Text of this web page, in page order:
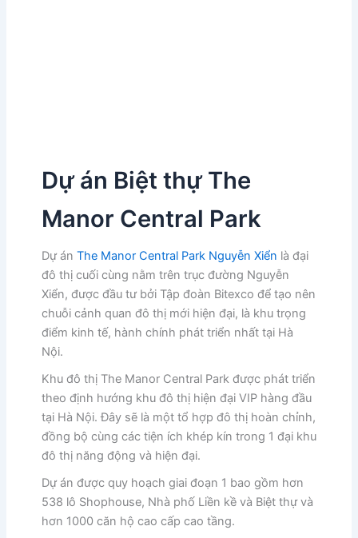
Dự án Biệt thự The
Manor Central Park
Dự án The Manor Central Park Nguyễn Xiển là đại
đô thị cuối cùng nằm trên trục đường Nguyễn
Xiển, được đầu tư bởi Tập đoàn Bitexco để tạo nên
chuỗi cảnh quan đô thị mới hiện đại, là khu trọng
điểm kinh tế, hành chính phát triển nhất tại Hà
Nội.
Khu đô thị The Manor Central Park được phát triển
theo định hướng khu đô thị hiện đại VIP hàng đầu
tại Hà Nội. Đây sẽ là một tổ hợp đô thị hoàn chỉnh,
đồng bộ cùng các tiện ích khép kín trong 1 đại khu
đô thị năng động và hiện đại.
Dự án được quy hoạch giai đoạn 1 bao gồm hơn
538 lô Shophouse, Nhà phố Liền kề và Biệt thự và
hơn 1000 căn hộ cao cấp cao tầng.